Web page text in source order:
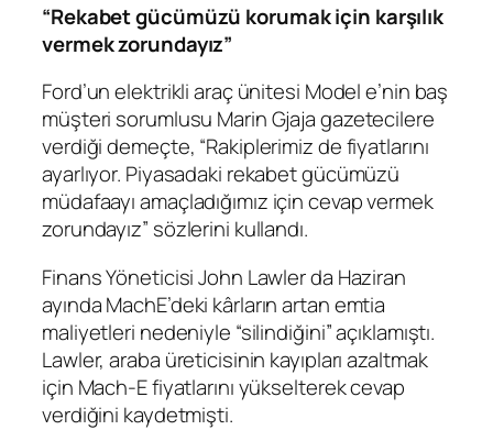
“Rekabet gücümüzü korumak için karşılık
vermek zorundayız”
Ford’un elektrikli araç ünitesi Model e’nin baş
müşteri sorumlusu Marin Gjaja gazetecilere
verdiği demeçte, “Rakiplerimiz de fiyatlarını
ayarlıyor. Piyasadaki rekabet gücümüzü
müdafaayı amaçladığımız için cevap vermek
zorundayız” sözlerini kullandı.
Finans Yöneticisi John Lawler da Haziran
ayında MachE’deki kârların artan emtia
maliyetleri nedeniyle “silindiğini” açıklamıştı.
Lawler, araba üreticisinin kayıpları azaltmak
için Mach-E fiyatlarını yükselterek cevap
verdiğini kaydetmişti.